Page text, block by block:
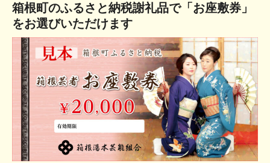
箱根町のふるさと納税謝礼品で「お座敷券」
をお選びいただけます